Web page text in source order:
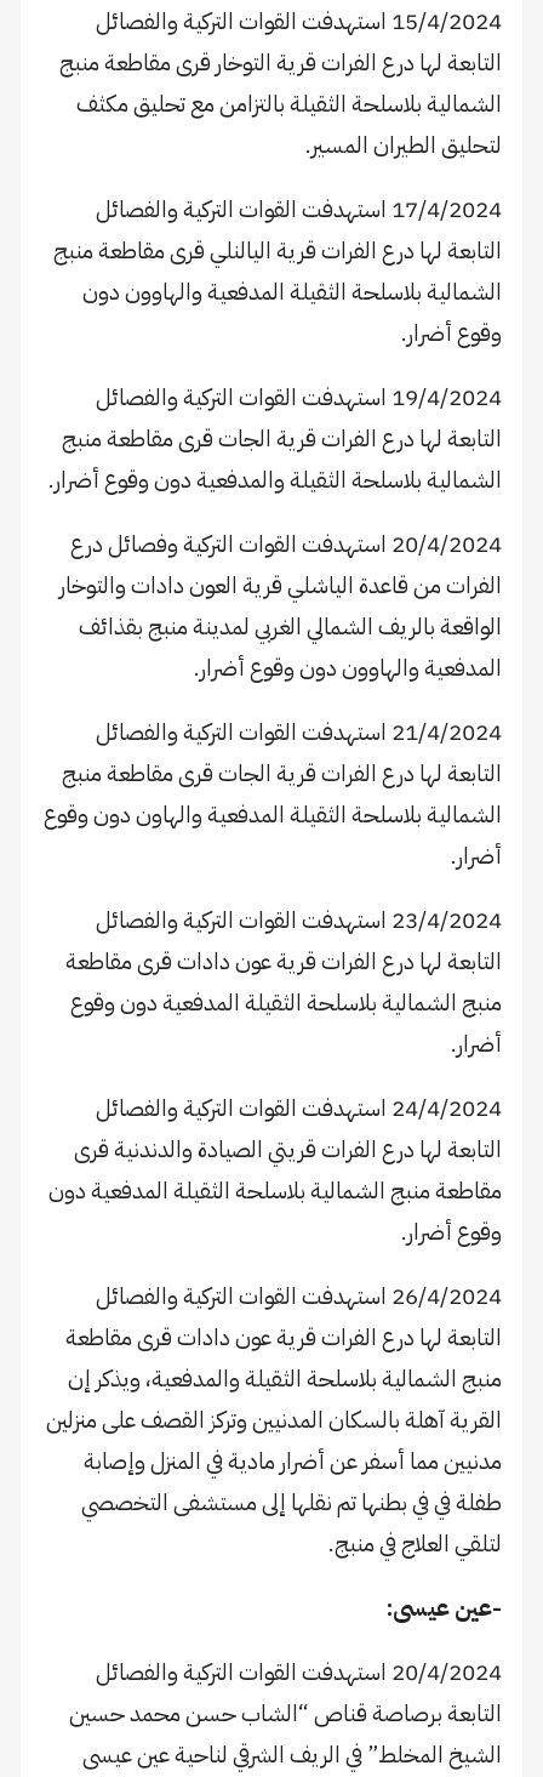
15/4/2024 استهدفت القوات التركية والفصائل
التابعة لها درع الفرات قرية التوخار قرى مقاطعة منبج
الشمالية بلاسلحة الثقيلة بالتزامن مع تحليق مكثف
لتحليق الطيران المسير.
17/4/2024 استهدفت القوات التركية والفصائل
التابعة لها درع الفرات قرية اليالنلي قرى مقاطعة منبج
الشمالية بلاسلحة الثقيلة المدفعية والهاوون دون
وقوع أضرار.
19/4/2024 استهدفت القوات التركية والفصائل
التابعة لها درع الفرات قرية الجات قرى مقاطعة منبج
الشمالية بلاسلحة الثقيلة والمدفعية دون وقوع أضرار.
20/4/2024 استهدفت القوات التركية وفصائل درع
الفرات من قاعدة الياشلي قرية العون دادات والتوخار
الواقعة بالريف الشمالي الغربي لمدينة منبج بقذائف
المدفعية والهاوون دون وقوع أضرار.
21/4/2024 استهدفت القوات التركية والفصائل
التابعة لها درع الفرات قرية الجات قرى مقاطعة منبج
الشمالية بلاسلحة الثقيلة المدفعية والهاون دون وقوع
أضرار.
23/4/2024 استهدفت القوات التركية والفصائل
التابعة لها درع الفرات قرية عون دادات قرى مقاطعة
منبج الشمالية بلاسلحة الثقيلة المدفعية دون وقوع
أضرار.
24/4/2024 استهدفت القوات التركية والفصائل
التابعة لها درع الفرات قريتي الصيادة والدندنية قرى
مقاطعة منبج الشمالية بلاسلحة الثقيلة المدفعية دون
وقوع أضرار.
26/4/2024 استهدفت القوات التركية والفصائل
التابعة لها درع الفرات قرية عون دادات قرى مقاطعة
منبج الشمالية بلاسلحة الثقيلة والمدفعية، ويذكر إن
القرية آهلة بالسكان المدنيين وتركز القصف على منزلين
مدنيين مما أسفر عن أضرار مادية في المنزل وإصابة
طفلة في في بطنها تم نقلها إلى مستشفى التخصصي
لتلقي العلاج في منبج.
-عين عيسى:
20/4/2024 استهدفت القوات التركية والفصائل
التابعة برصاصة قناص “الشاب حسن محمد حسين
الشيخ المخلط” في الريف الشرقي لناحية عين عيسى